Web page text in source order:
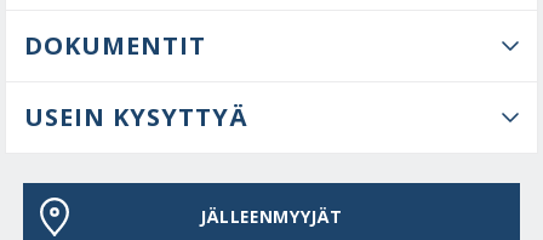
DOKUMENTIT
USEIN KYSYTTYÄ
JÄLLEENMYYJÄT